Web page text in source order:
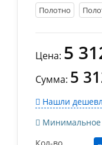
Полотно
Цена: 5
Сумма: 5
Нашли
Минимальное